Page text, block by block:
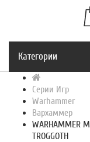
Категории
Серии Игр
Warhammer
Вархаммер
WARHAMMER
TROGGOTH